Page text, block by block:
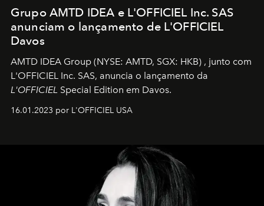
Grupo AMTD IDEA e L'OFFICIEL Inc. SAS
anunciam o lançamento de L'OFFICIEL
Davos
AMTD IDEA Group (NYSE: AMTD, SGX: HKB) , junto com
L'OFFICIEL Inc. SAS, anuncia o lançamento da
L'OFFICIEL Special Edition em Davos.
16.01.2023 por L'OFFICIEL USA